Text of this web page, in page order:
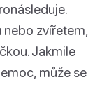
nebo zvířetem,
Jakmile
může se